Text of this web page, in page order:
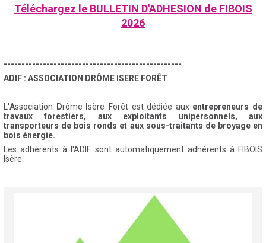
Téléchargez le BULLETIN D'ADHESION de FIBOIS
2026
--------------------------------------------------
ADIF : ASSOCIATION DRÔME ISERE FORÊT
L'Association Drôme Isère Forêt est dédiée aux entrepreneurs de
travaux forestiers, aux exploitants unipersonnels, aux
transporteurs de bois ronds et aux sous-traitants de broyage en
bois énergie.
Les adhérents à l'ADIF sont automatiquement adhérents à FIBOIS
Isère.